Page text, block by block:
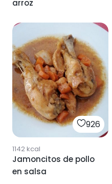
arroz
926
1142kcal
Jamoncitos de pollo
en salsa